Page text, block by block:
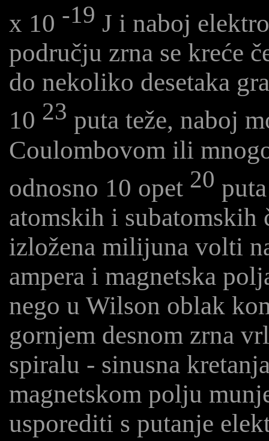
x 10 -19 J i naboj
području zrna se kreće
do nekoliko desetaka
10 23 puta teže, naboj
Coulombovom ili
odnosno 10 opet 20
atomskih i subatomskih
izložena milijuna volti
ampera i magnetska
nego u Wilson oblak
gornjem desnom zrna
spiralu - sinusna
magnetskom polju
usporediti s putanje